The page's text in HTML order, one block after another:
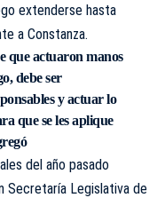
extenderse hasta
a Constanza.
que actuaron manos
debe ser
y actuar lo
que se les aplique
del año pasado
Secretaría Legislativa de